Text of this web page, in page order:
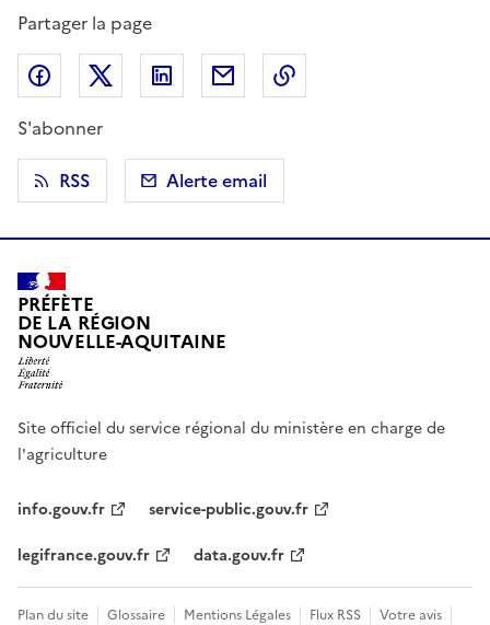
Partager la page
Partager sur Facebook
Partager sur X (anciennement Twitter)
Partager sur LinkedIn
Partager par email
S'abonner
RSS
Alerte email
PRÉFÈTE
DE LA RÉGION
NOUVELLE-AQUITAINE
Site officiel du service régional du ministère en charge de
l'agriculture
info.gouv.fr
service-public.gouv.fr
legifrance.gouv.fr
data.gouv.fr
Plan du site Glossaire Mentions Légales Flux RSS Votre avis